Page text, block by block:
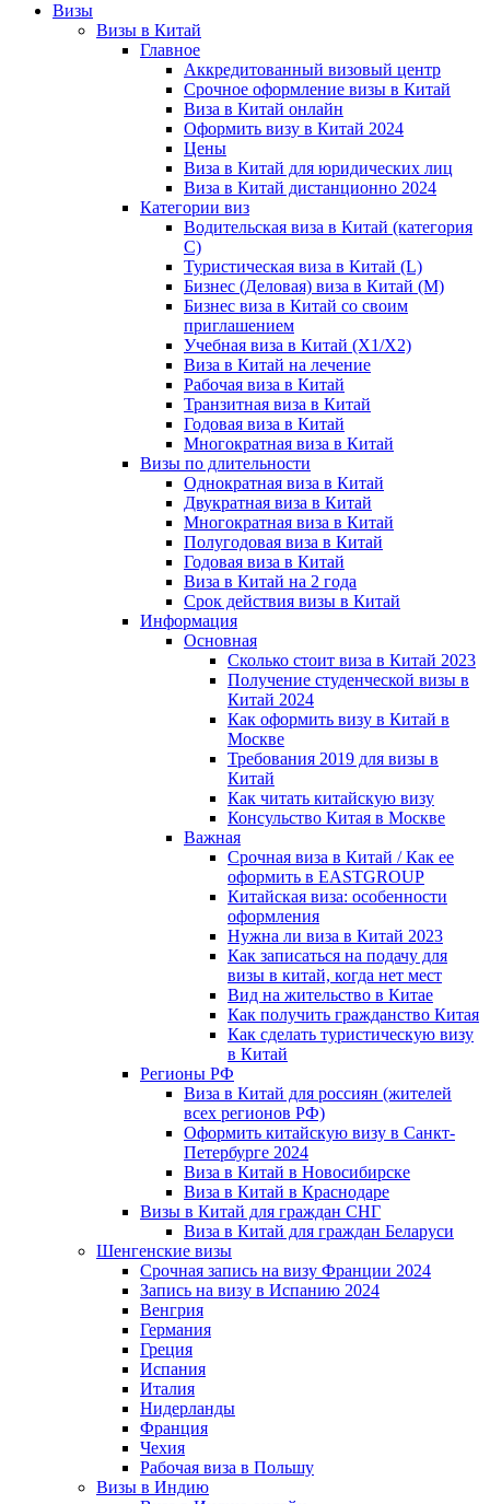
Визы
Визы в Китай
Главное
Аккредитованный визовый центр
Срочное оформление визы в Китай
Виза в Китай онлайн
Оформить визу в Китай 2024
Цены
Виза в Китай для юридических лиц
Виза в Китай дистанционно 2024
Категории виз
Водительская виза в Китай (категория
С)
Туристическая виза в Китай (L)
Бизнес (Деловая) виза в Китай (M)
Бизнес виза в Китай со своим
приглашением
Учебная виза в Китай (X1/X2)
Виза в Китай на лечение
Рабочая виза в Китай
Транзитная виза в Китай
Годовая виза в Китай
Многократная виза в Китай
Визы по длительности
Однократная виза в Китай
Двукратная виза в Китай
Многократная виза в Китай
Полугодовая виза в Китай
Годовая виза в Китай
Виза в Китай на 2 года
Срок действия визы в Китай
Информация
Основная
Сколько стоит виза в Китай 2023
Получение студенческой визы в
Китай 2024
Как оформить визу в Китай в
Москве
Требования 2019 для визы в
Китай
Как читать китайскую визу
Консульство Китая в Москве
Важная
Срочная виза в Китай / Как ее
оформить в EASTGROUP
Китайская виза: особенности
оформления
Нужна ли виза в Китай 2023
Как записаться на подачу для
визы в китай, когда нет мест
Вид на жительство в Китае
Как получить гражданство Китая
Как сделать туристическую визу
в Китай
Регионы РФ
Виза в Китай для россиян (жителей
всех регионов РФ)
Оформить китайскую визу в Санкт-
Петербурге 2024
Виза в Китай в Новосибирске
Виза в Китай в Краснодаре
Визы в Китай для граждан СНГ
Виза в Китай для граждан Беларуси
Шенгенские визы
Срочная запись на визу Франции 2024
Запись на визу в Испанию 2024
Венгрия
Германия
Греция
Испания
Италия
Нидерланды
Франция
Чехия
Рабочая виза в Польшу
Визы в Индию